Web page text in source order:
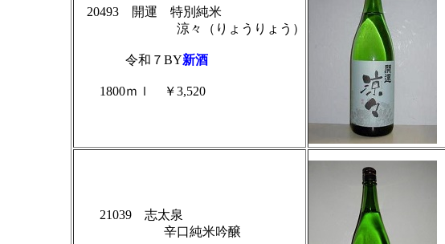
20493 開運 特別純米
涼々（りょうりょう）
令和７BY新酒
1800ｍｌ ￥3,520
21039 志太泉
辛口純米吟醸